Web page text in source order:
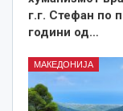
г.г. Стефан по
години од…
МАКЕДОНИЈА